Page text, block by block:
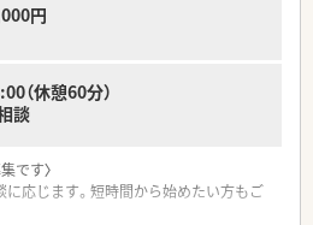
円
（休憩60分）
談
です〉
応じます。短時間から始めたい方もご